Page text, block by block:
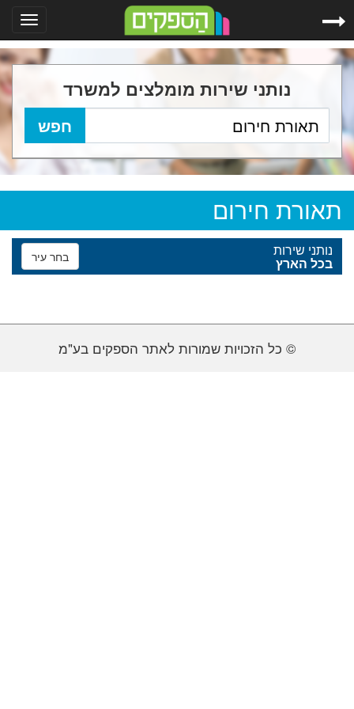
נותני שירות מומלצים למשרד
תאורת חירום
נותני שירות בחר עיר בכל הארץ
© כל הזכויות שמורות לאתר הספקים בע"מ